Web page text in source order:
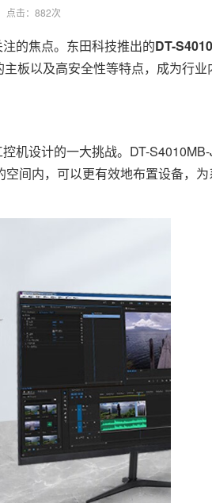
点击： 882次
的焦点。东田科技推出的DT-
板以及高安全性等特点，成为行
设计的一大挑战。DT-
间内，可以更有效地布置设备，